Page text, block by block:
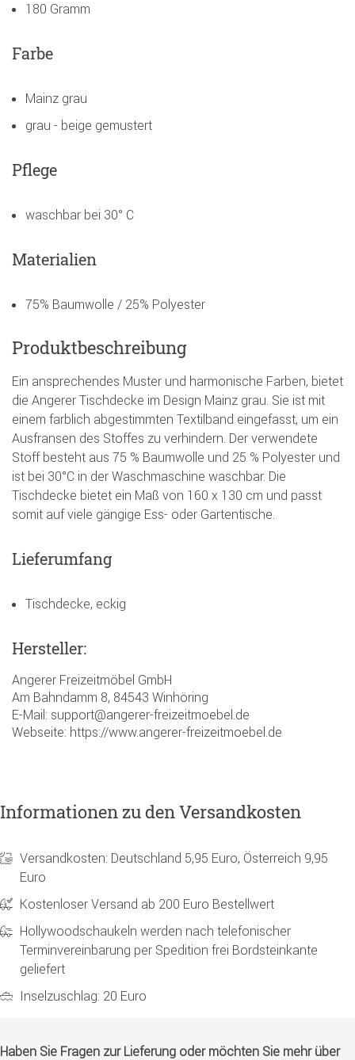
180 Gramm
Farbe
Mainz grau
grau - beige gemustert
Pflege
waschbar bei 30° C
Materialien
75% Baumwolle / 25% Polyester
Produktbeschreibung
Ein ansprechendes Muster und harmonische Farben, bietet
die Angerer Tischdecke im Design Mainz grau. Sie ist mit
einem farblich abgestimmten Textilband eingefasst, um ein
Ausfransen des Stoffes zu verhindern. Der verwendete
Stoff besteht aus 75 % Baumwolle und 25 % Polyester und
ist bei 30°C in der Waschmaschine waschbar. Die
Tischdecke bietet ein Maß von 160 x 130 cm und passt
somit auf viele gängige Ess- oder Gartentische.
Lieferumfang
Tischdecke, eckig
Hersteller:
Angerer Freizeitmöbel GmbH
Am Bahndamm 8, 84543 Winhöring
E-Mail: support@angerer-freizeitmoebel.de
Webseite: https://www.angerer-freizeitmoebel.de
Informationen zu den Versandkosten
Versandkosten: Deutschland 5,95 Euro, Österreich 9,95
Euro
Kostenloser Versand ab 200 Euro Bestellwert
Hollywoodschaukeln werden nach telefonischer
Terminvereinbarung per Spedition frei Bordsteinkante
geliefert
Inselzuschlag: 20 Euro
Haben Sie Fragen zur Lieferung oder möchten Sie mehr über